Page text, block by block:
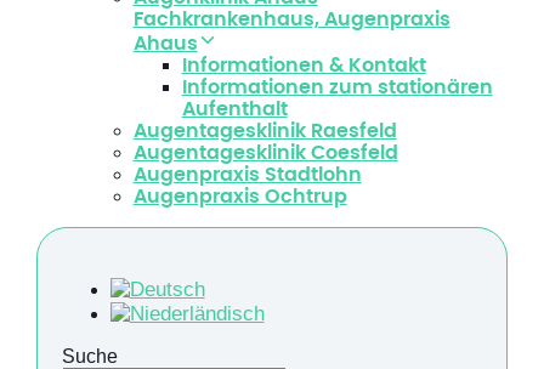
Fachkrankenhaus, Augenpraxis
Ahaus
Informationen & Kontakt
Informationen zum stationären
Aufenthalt
Augentagesklinik Raesfeld
Augentagesklinik Coesfeld
Augenpraxis Stadtlohn
Augenpraxis Ochtrup
Suche